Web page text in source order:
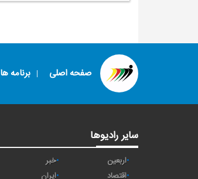
صفحه اصلی برنامه ها
سایر رادیوها
اربعین خبر
اقتصاد
ايران